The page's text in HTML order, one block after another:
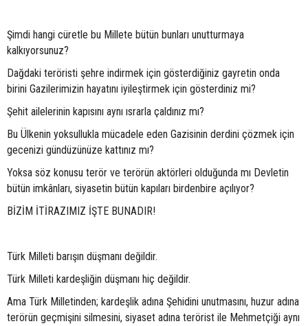
Şimdi hangi cüretle bu Millete bütün bunları unutturmaya
kalkıyorsunuz?
Dağdaki teröristi şehre indirmek için gösterdiğiniz gayretin onda
birini Gazilerimizin hayatını iyileştirmek için gösterdiniz mi?
Şehit ailelerinin kapısını aynı ısrarla çaldınız mı?
Bu Ülkenin yoksullukla mücadele eden Gazisinin derdini çözmek için
gecenizi gündüzünüze kattınız mı?
Yoksa söz konusu terör ve terörün aktörleri olduğunda mı Devletin
bütün imkânları, siyasetin bütün kapıları birdenbire açılıyor?
BİZİM İTİRAZIMIZ İŞTE BUNADIR!
Türk Milleti barışın düşmanı değildir.
Türk Milleti kardeşliğin düşmanı hiç değildir.
Ama Türk Milletinden; kardeşlik adına Şehidini unutmasını, huzur adına
terörün geçmişini silmesini, siyaset adına terörist ile Mehmetçiği aynı